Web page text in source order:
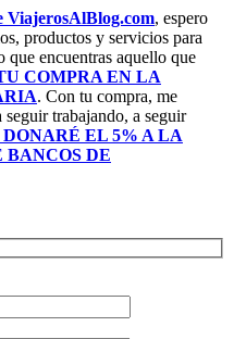
ViajerosAlBlog.com, espero
productos y servicios para
que encuentras aquello que
COMPRA EN LA
. Con tu compra, me
trabajando, a seguir
DONARÉ EL 5% A LA
BANCOS DE